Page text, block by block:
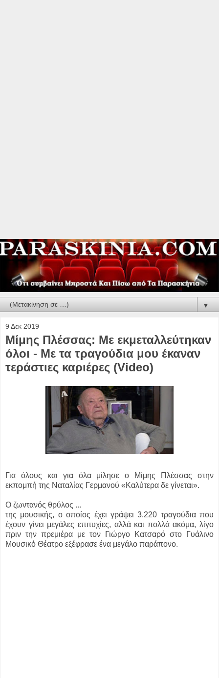
▼
9 Δεκ 2019
Μίμης Πλέσσας: Με εκμεταλλεύτηκαν
όλοι - Με τα τραγούδια μου έκαναν
τεράστιες καριέρες (Video)
Για όλους και για όλα μίλησε ο Μίμης Πλέσσας στην
εκπομπή της Ναταλίας Γερμανού «Καλύτερα δε γίνεται».
Ο ζωντανός θρύλος ...
της μουσικής, ο οποίος έχει γράψει 3.220 τραγούδια που
έχουν γίνει μεγάλες επιτυχίες, αλλά και πολλά ακόμα, λίγο
πριν την πρεμιέρα με τον Γιώργο Κατσαρό στο Γυάλινο
Μουσικό Θέατρο εξέφρασε ένα μεγάλο παράπονο.